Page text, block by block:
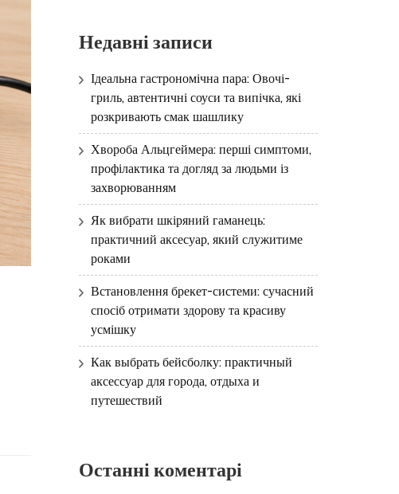
Недавні записи
Ідеальна гастрономічна пара: Овочі-
гриль, автентичні соуси та випічка, які
розкривають смак шашлику
Хвороба Альцгеймера: перші симптоми,
профілактика та догляд за людьми із
захворюванням
Як вибрати шкіряний гаманець:
практичний аксесуар, який служитиме
роками
Встановлення брекет-системи: сучасний
спосіб отримати здорову та красиву
усмішку
Как выбрать бейсболку: практичный
аксессуар для города, отдыха и
путешествий
Останні коментарі